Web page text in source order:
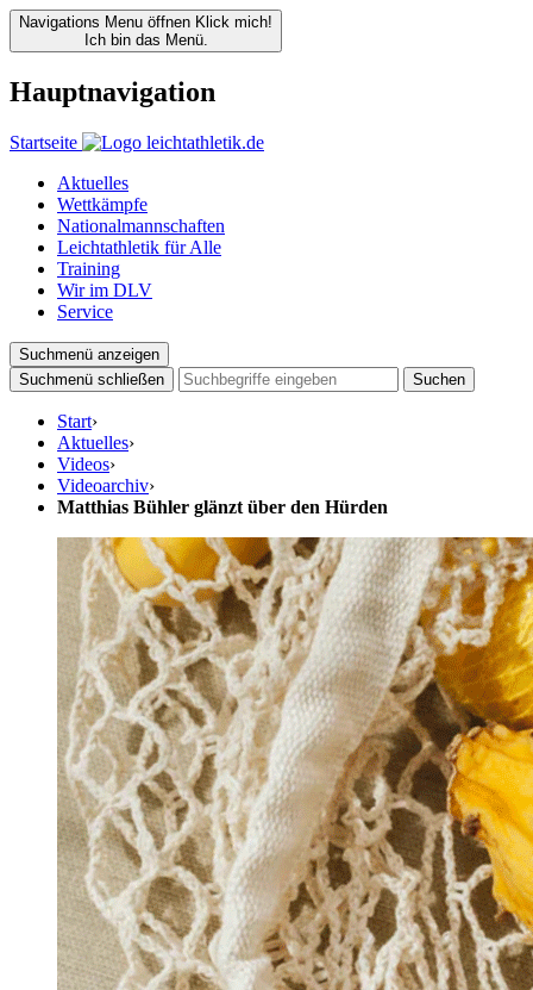
Navigations Menu öffnen Klick mich!
Ich bin das Menü.
Hauptnavigation
Startseite
Aktuelles
Wettkämpfe
Nationalmannschaften
Leichtathletik für Alle
Training
Wir im DLV
Service
Suchmenü anzeigen
Suchmenü schließen
Suchen
Start›
Aktuelles›
Videos›
Videoarchiv›
Matthias Bühler glänzt über den Hürden